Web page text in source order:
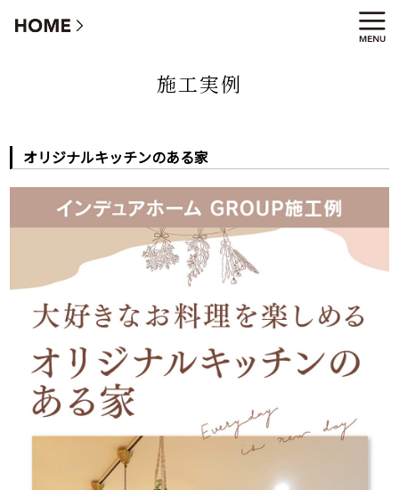
オリジナルキッチンのある家
施工実例
オリジナルキッチンのある家